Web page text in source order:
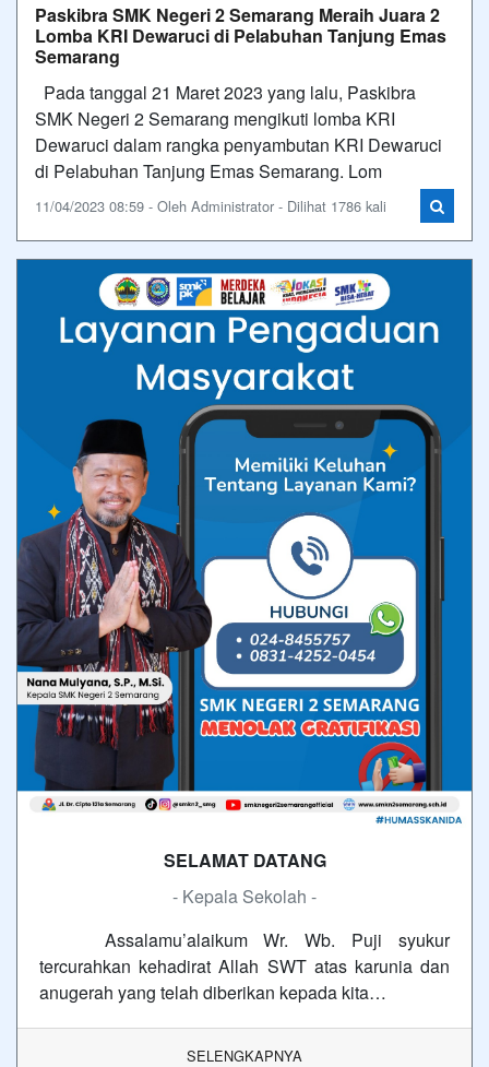
Paskibra SMK Negeri 2 Semarang Meraih Juara 2
Lomba KRI Dewaruci di Pelabuhan Tanjung Emas
Semarang
Pada tanggal 21 Maret 2023 yang lalu, Paskibra
SMK Negeri 2 Semarang mengikuti lomba KRI
Dewaruci dalam rangka penyambutan KRI Dewaruci
di Pelabuhan Tanjung Emas Semarang. Lom
11/04/2023 08:59 - Oleh Administrator - Dilihat 1786 kali
SELAMAT DATANG
- Kepala Sekolah -
Assalamu’alaikum Wr. Wb. Puji syukur
tercurahkan kehadirat Allah SWT atas karunia dan
anugerah yang telah diberikan kepada kita…
SELENGKAPNYA